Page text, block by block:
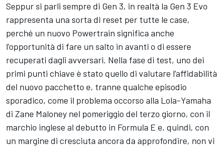
Seppur si parli sempre di Gen 3, in realtà la Gen 3 Evo
rappresenta una sorta di reset per tutte le case,
perché un nuovo Powertrain significa anche
l’opportunità di fare un salto in avanti o di essere
recuperati dagli avversari. Nella fase di test, uno dei
primi punti chiave è stato quello di valutare l’affidabilità
del nuovo pacchetto e, tranne qualche episodio
sporadico, come il problema occorso alla Lola-Yamaha
di Zane Maloney nel pomeriggio del terzo giorno, con il
marchio inglese al debutto in Formula E e, quindi, con
un margine di cresciuta ancora da approfondire, non vi